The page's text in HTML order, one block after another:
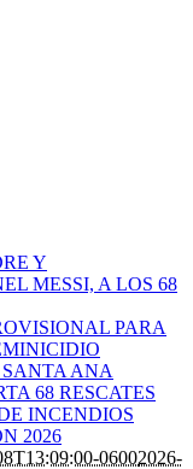
Y
MESSI, A LOS 68
PARA
ANA
68 RESCATES
INCENDIOS
2026
06002026-